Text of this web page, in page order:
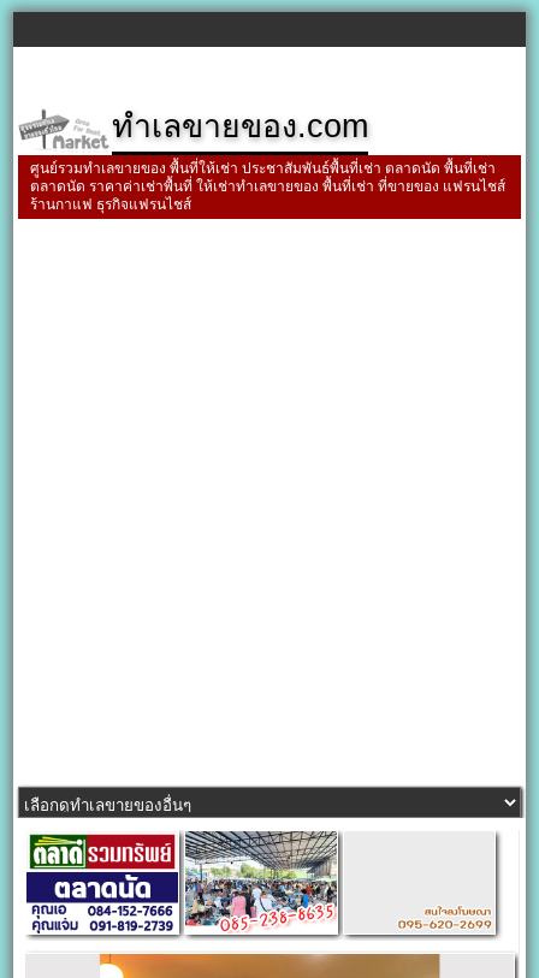
ทำเลขายของ.com
ศูนย์รวมทำเลขายของ พื้นที่ให้เช่า ประชาสัมพันธ์พื้นที่เช่า ตลาดนัด พื้นที่เช่า
ตลาดนัด ราคาค่าเช่าพื้นที่ ให้เช่าทำเลขายของ พื้นที่เช่า ที่ขายของ แฟรนไชส์
ร้านกาแฟ ธุรกิจแฟรนไชส์